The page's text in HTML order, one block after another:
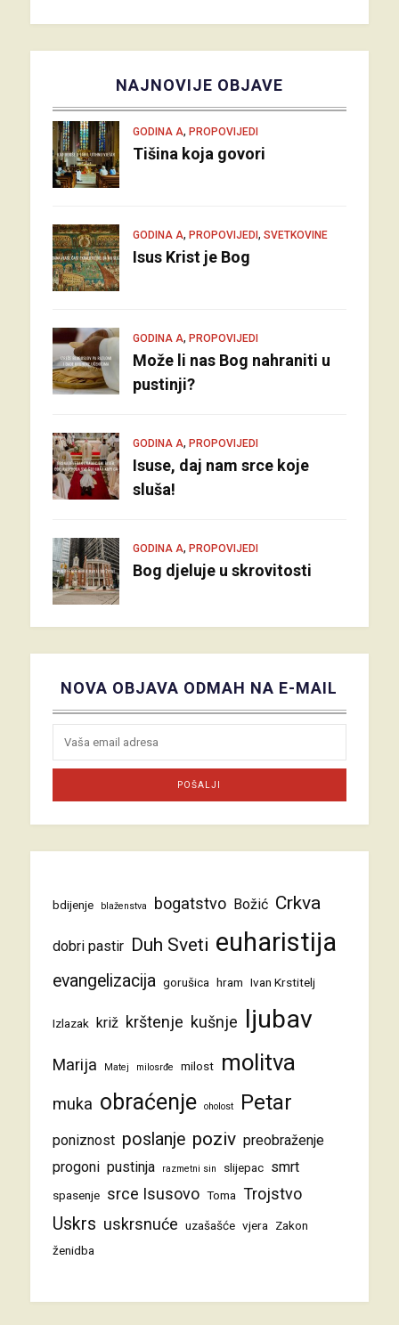
NAJNOVIJE OBJAVE
GODINA A, PROPOVIJEDI
Tišina koja govori
GODINA A, PROPOVIJEDI, SVETKOVINE
Isus Krist je Bog
GODINA A, PROPOVIJEDI
Može li nas Bog nahraniti u
pustinji?
GODINA A, PROPOVIJEDI
Isuse, daj nam srce koje
sluša!
GODINA A, PROPOVIJEDI
Bog djeluje u skrovitosti
NOVA OBJAVA ODMAH NA E-MAIL
bdijenje blaženstva bogatstvo Božić Crkva
dobri pastir Duh Sveti euharistija
evangelizacija gorušica hram Ivan Krstitelj
Izlazak križ krštenje kušnje ljubav
Marija Matej milosrđe milost molitva
muka obraćenje oholost Petar
poniznost poslanje poziv preobraženje
progoni pustinja razmetni sin slijepac smrt
spasenje srce Isusovo Toma Trojstvo
Uskrs uskrsnuće uzašašće vjera
Zakon
ženidba